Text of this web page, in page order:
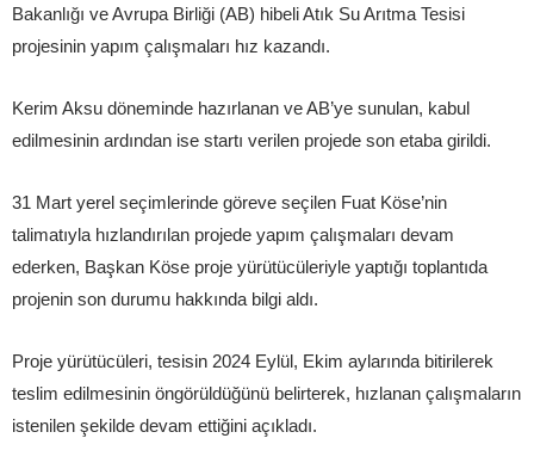
Bakanlığı ve Avrupa Birliği (AB) hibeli Atık Su Arıtma Tesisi
projesinin yapım çalışmaları hız kazandı.
Kerim Aksu döneminde hazırlanan ve AB’ye sunulan, kabul
edilmesinin ardından ise startı verilen projede son etaba girildi.
31 Mart yerel seçimlerinde göreve seçilen Fuat Köse’nin
talimatıyla hızlandırılan projede yapım çalışmaları devam
ederken, Başkan Köse proje yürütücüleriyle yaptığı toplantıda
projenin son durumu hakkında bilgi aldı.
Proje yürütücüleri, tesisin 2024 Eylül, Ekim aylarında bitirilerek
teslim edilmesinin öngörüldüğünü belirterek, hızlanan çalışmaların
istenilen şekilde devam ettiğini açıkladı.